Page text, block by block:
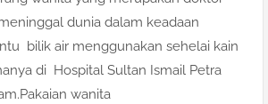
dunia dalam keadaan
bilik air menggunakan sehelai kain
di Hospital Sultan Ismail Petra
wanita